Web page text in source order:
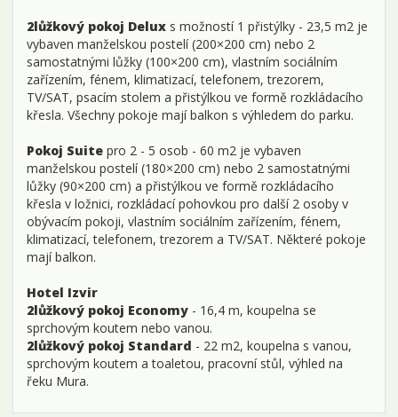
2lůžkový pokoj Delux s možností 1 přistýlky - 23,5 m2 je
vybaven manželskou postelí (200×200 cm) nebo 2
samostatnými lůžky (100×200 cm), vlastním sociálním
zařízením, fénem, klimatizací, telefonem, trezorem,
TV/SAT, psacím stolem a přistýlkou ve formě rozkládacího
křesla. Všechny pokoje mají balkon s výhledem do parku.
Pokoj Suite pro 2 - 5 osob - 60 m2 je vybaven
manželskou postelí (180×200 cm) nebo 2 samostatnými
lůžky (90×200 cm) a přistýlkou ve formě rozkládacího
křesla v ložnici, rozkládací pohovkou pro další 2 osoby v
obývacím pokoji, vlastním sociálním zařízením, fénem,
klimatizací, telefonem, trezorem a TV/SAT. Některé pokoje
mají balkon.
Hotel Izvir
2lůžkový pokoj Economy - 16,4 m, koupelna se
sprchovým koutem nebo vanou.
2lůžkový pokoj Standard - 22 m2, koupelna s vanou,
sprchovým koutem a toaletou, pracovní stůl, výhled na
řeku Mura.